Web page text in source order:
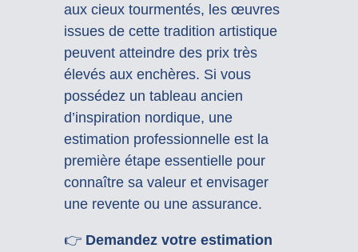
aux cieux tourmentés, les œuvres
issues de cette tradition artistique
peuvent atteindre des prix très
élevés aux enchères. Si vous
possédez un tableau ancien
d’inspiration nordique, une
estimation professionnelle est la
première étape essentielle pour
connaître sa valeur et envisager
une revente ou une assurance.
👉 Demandez votre estimation